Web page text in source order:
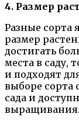
4. Размер
Разные сорта
размер
достигать
места в саду,
и подходят
выборе сорта
сада и
выращивания.